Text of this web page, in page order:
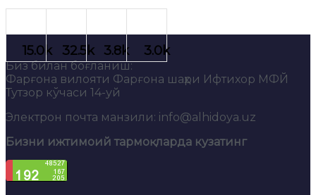
Биз билан боғланиш:
Фарғона вилояти Фарғона шаҳри Ифтихор МФЙ
Тутзор кўчаси 14-уй
Электрон почта манзили: info@alhidoya.uz
Бизни ижтимоий тармоқларда кузатинг